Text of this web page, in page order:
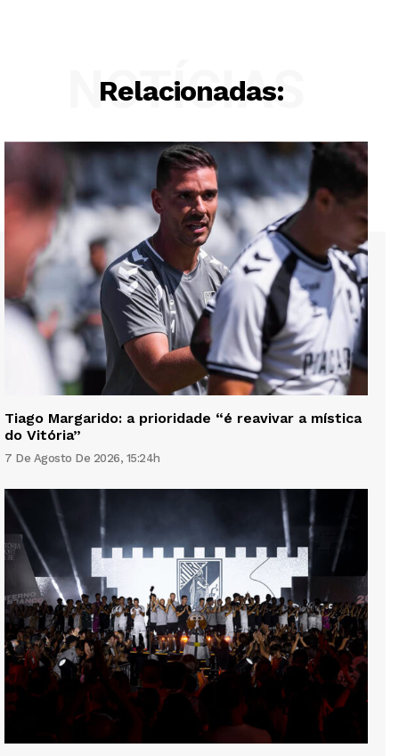
Relacionadas:
NOTÍCIAS
Tiago Margarido: a prioridade “é reavivar a mística
do Vitória”
7 De Agosto De 2026, 15:24h